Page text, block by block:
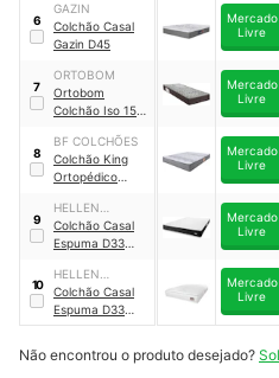
Vácuo
6
GAZIN
Colchão Casal
Gazin D45
Mercado
Livre
7
ORTOBOM
Ortobom
Colchão Iso 150
Mercado
Livre
8
BF COLCHÕES
Colchão King
Ortopédico
Mercado
Livre
9
HELLEN
ESTOFADOS
Colchão Casal
Espuma D33
Mercado
Livre
10
HELLEN
ESTOFADOS
Colchão Casal
Espuma D33
Vangogh Pillow
Mercado
Livre
Não encontrou o produto desejado?